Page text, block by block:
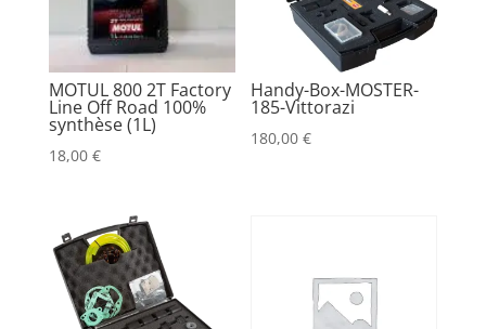
MOTUL 800 2T Factory
Line Off Road 100%
synthèse (1L)
18,00 €
Handy-Box-MOSTER-
185-Vittorazi
180,00€